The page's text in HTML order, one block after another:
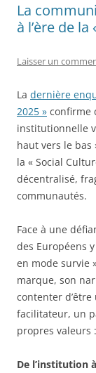
La
à l’ère de
Laisser un
La dernière
2025 » confirme
institutionnelle
haut vers le bas
la « Social
décentralisé,
communautés.
Face à une
des Européens
en mode survie
marque, son
contenter
facilitateur, un
propres valeurs
De l’institution